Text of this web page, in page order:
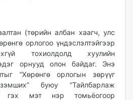
(төрийн албан хаагч, улс
орлогоо үндэслэлтэйгээр
тохиолдолд хуулийн
орнууд олон байдаг. Энэ
“Хөрөнгө орлогын зөрүүг
буюу “Тайлбарлаж
гэх мэт нэр томьёогоор